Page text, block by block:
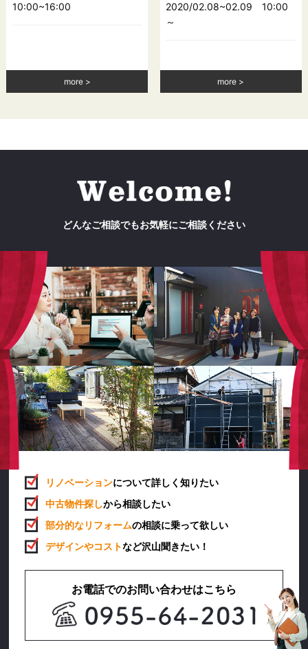
10:00~16:00
more
2020/02.08~02.09 10:00
～
more
どんなご相談でもお気軽にご相談ください
リノベーションについて詳しく知りたい
中古物件探しから相談したい
部分的なリフォームの相談に乗って欲しい
デザインやコストなど沢山聞きたい！
お電話でのお問い合わせはこちら